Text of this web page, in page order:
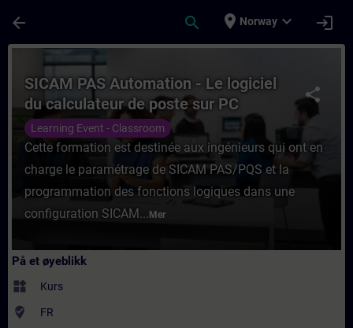
arrow_back search place Norway expand_more login
Kurs - SICAM PAS Automation - Le
share
SICAM PAS Automation - Le logiciel
du calculateur de poste sur PC
industriel
Learning Event - Classroom
Cette formation est destinée aux ingénieurs qui ont en
charge le paramétrage de SICAM PAS/PQS et la
programmation des fonctions logiques dans une
configuration SICAM... Mer
På et øyeblikk
widgets Kurs
where_to_vote FR